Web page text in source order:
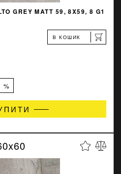
GREY MATT 59, 8X59, 8 G1
В КОШИК
%